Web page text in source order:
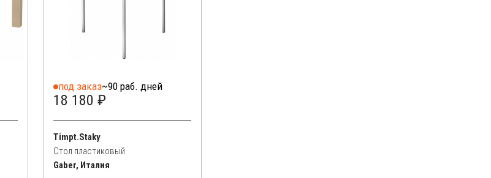
под заказ~90 раб. дней
18 180 ₽
Timpt.Staky
Стол пластиковый
Gaber, Италия